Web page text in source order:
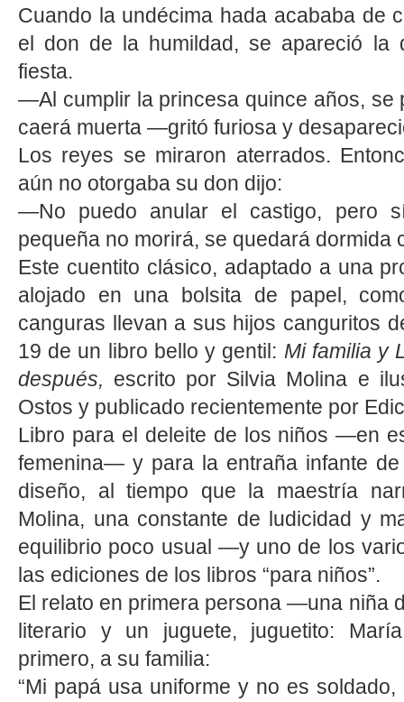
Cuando la undécima hada acababa de
el don de la humildad, se apareció la
fiesta.
—Al cumplir la princesa quince años, se
caerá muerta —gritó furiosa y
Los reyes se miraron aterrados.
aún no otorgaba su don dijo:
—No puedo anular el castigo, pero
pequeña no morirá, se quedará dormida
Este cuentito clásico, adaptado a una
alojado en una bolsita de papel,
canguras llevan a sus hijos canguritos
19 de un libro bello y gentil: Mi familia y
después, escrito por Silvia Molina e
Ostos y publicado recientemente por
Libro para el deleite de los niños —en
femenina— y para la entraña infante
diseño, al tiempo que la maestría
Molina, una constante de ludicidad y
equilibrio poco usual —y uno de los
las ediciones de los libros “para niños”.
El relato en primera persona —una niña
literario y un juguete, juguetito:
primero, a su familia:
“Mi papá usa uniforme y no es